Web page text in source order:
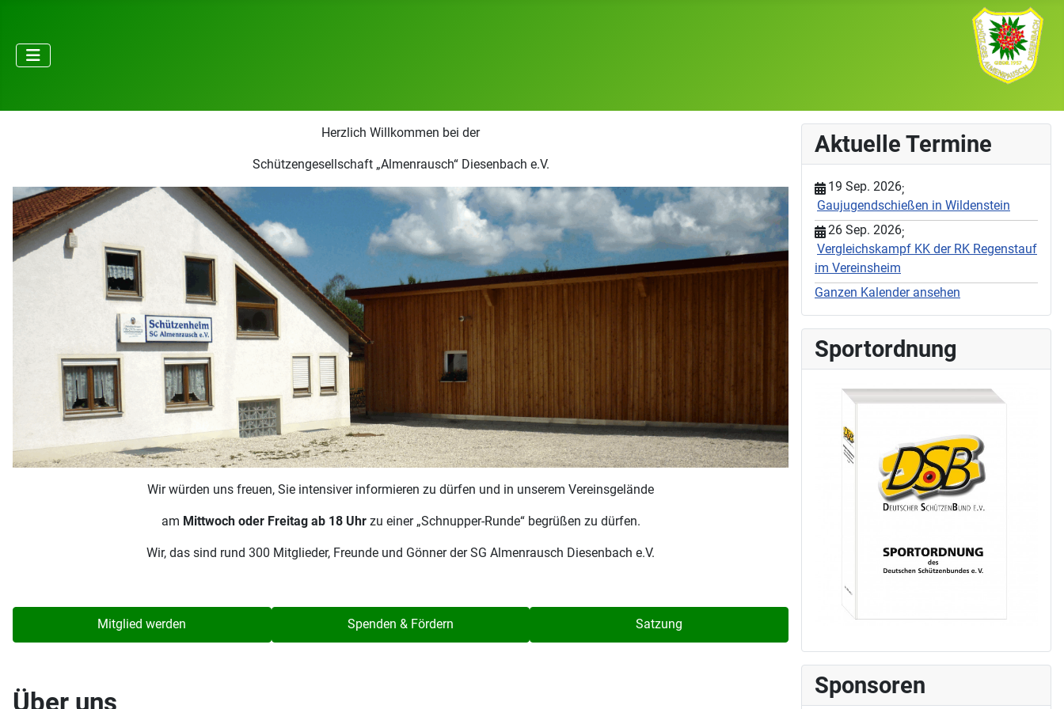
Herzlich Willkommen bei der
Schützengesellschaft „Almenrausch“ Diesenbach e.V.
Wir würden uns freuen, Sie intensiver informieren zu dürfen und in unserem Vereinsgelände
am Mittwoch oder Freitag ab 18 Uhrzu einer „Schnupper-Runde“ begrüßen zu dürfen.
Wir, das sind rund 300 Mitglieder, Freunde und Gönner der SG Almenrausch Diesenbach e.V.
Mitglied werden Spenden & Fördern Satzung
Über uns
Aktuelle Termine
19 Sep. 2026;
Gaujugendschießen in Wildenstein
26 Sep. 2026;
Vergleichskampf KK der RK Regenstauf
im Vereinsheim
Ganzen Kalender ansehen
Sportordnung
Sponsoren